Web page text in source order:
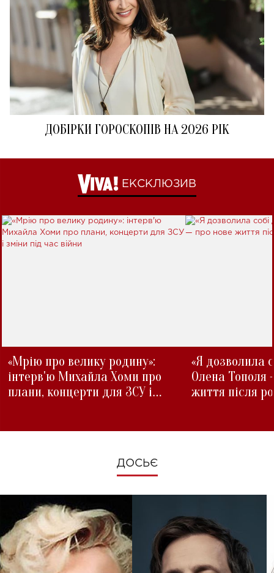
ДОБІРКИ ГОРОСКОПІВ НА 2026 РІК
ЕКСКЛЮЗИВ
«Мрію про велику родину»:
інтерв'ю Михайла Хоми про
плани, концерти для ЗСУ і
«Я дозволила
Олена Тополя
життя після
ДОСЬЄ